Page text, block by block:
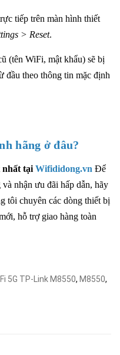
tiếp trên màn hình thiết
> Reset.
(tên WiFi, mật khẩu) sẽ bị
đầu theo thông tin mặc định
hãng ở đâu?
nhất tại Wifididong.vn Để
nhận ưu đãi hấp dẫn, hãy
tôi chuyên các dòng thiết bị
hỗ trợ giao hàng toàn
5G TP-Link M8550, M8550,